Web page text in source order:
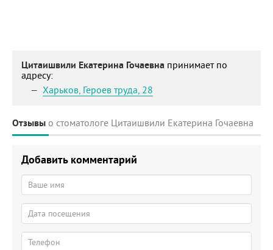
Цитаишвили Екатерина Гочаевна принимает по
адресу:
Харьков, Героев труда, 28
Отзывы о стоматологе Цитаишвили Екатерина Гочаевна
Добавить комментарий